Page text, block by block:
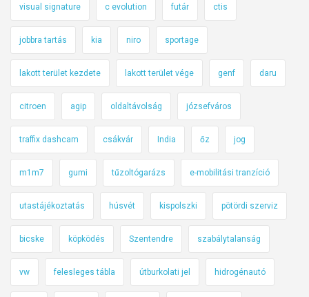
visual signature c evolution futár ctis
jobbra tartás kia niro sportage
lakott terület kezdete lakott terület vége genf daru
citroen agip oldaltávolság józsefváros
traffix dashcam csákvár India őz jog
m1m7 gumi tűzoltógarázs e-mobilitási tranzíció
utastájékoztatás húsvét kispolszki pötördi szerviz
bicske köpködés Szentendre szabálytalanság
vw felesleges tábla útburkolati jel hidrogénautó